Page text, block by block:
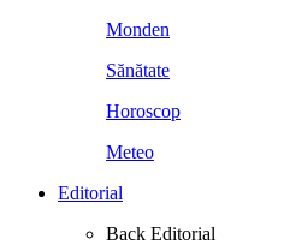
Monden
Sănătate
Horoscop
Meteo
Editorial
Back Editorial